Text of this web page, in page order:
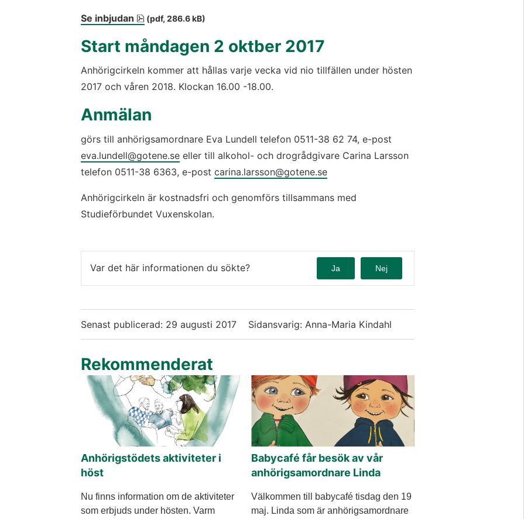
Se inbjudan pdf, 286.6 kB, öppnas i nytt fönster.
(pdf, 286.6 kB)
Start måndagen 2 oktber 2017
Anhörigcirkeln kommer att hållas varje vecka vid nio tillfällen under hösten
2017 och våren 2018. Klockan 16.00 -18.00.
Anmälan
eva.lundell@gotene.se eller till alkohol- och drogrådgivare Carina Larsson
telefon 0511-38 6363, e-post carina.larsson@gotene.se
Anhörigcirkeln är kostnadsfri och genomförs tillsammans med
Studieförbundet Vuxenskolan.
Var det här informationen du sökte? Ja Nej
Senast publicerad: 29 augusti 2017 Sidansvarig: Anna-Maria Kindahl
Rekommenderat
Anhörigstödets aktiviteter i
höst
Nu finns information om de aktiviteter
som erbjuds under hösten. Varm
Babycafé får besök av vår
anhörigsamordnare Linda
Välkommen till babycafé tisdag den 19
maj. Linda som är anhörigsamordnare